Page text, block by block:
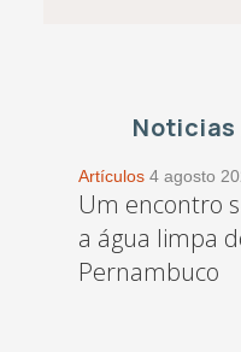
Noticias
Artículos 4 agosto
Um encontro
a água limpa
Pernambuco